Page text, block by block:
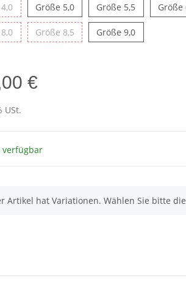
Größe 4,0Größe 5,0Größe 5,0Größe 5,5 Größe 5,5
Größe
Größe 8,0Größe 8,5Größe 8,5Größe 9,0Größe 9,0
€
USt.
verfügbar
Artikel hat Variationen. Wählen Sie bitte